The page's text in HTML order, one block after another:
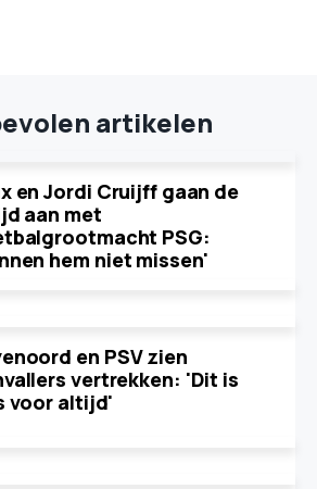
artikelen
en Jordi Cruijff gaan de
aan met
PSG:
hem niet missen'
en PSV zien
vertrekken: 'Dit is
voor altijd'